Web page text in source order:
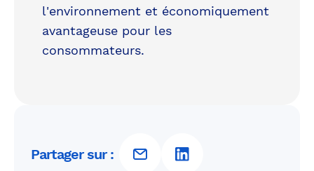
l'environnement et économiquement
avantageuse pour les
consommateurs.
Partager sur :